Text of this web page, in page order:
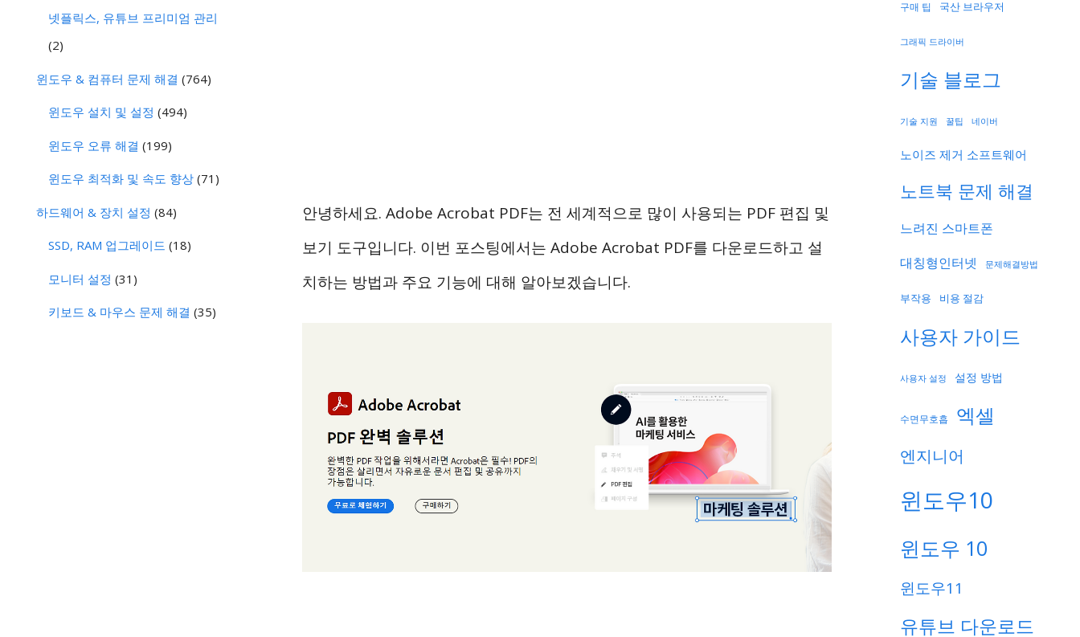
안녕하세요. Adobe Acrobat PDF는 전 세계적으로 많이 사용되는 PDF 편집 및
보기 도구입니다. 이번 포스팅에서는 Adobe Acrobat PDF를 다운로드하고 설
치하는 방법과 주요 기능에 대해 알아보겠습니다.
넷플릭스, 유튜브 프리미엄 관리
(2)
윈도우 & 컴퓨터 문제 해결 (764)
윈도우 설치 및 설정 (494)
윈도우 오류 해결 (199)
윈도우 최적화 및 속도 향상 (71)
하드웨어 & 장치 설정 (84)
SSD, RAM 업그레이드 (18)
모니터 설정 (31)
키보드 & 마우스 문제 해결 (35)
구매 팁 국산 브라우저
그래픽 드라이버
기술 블로그
기술 지원 꿀팁 네이버
노이즈 제거 소프트웨어
노트북 문제 해결
느려진 스마트폰
대칭형인터넷
문제해결방법
부작용 비용 절감
사용자 가이드
사용자 설정 설정 방법
수면무호흡 엑셀
엔지니어
윈도우10
윈도우 10
윈도우11
유튜브 다운로드